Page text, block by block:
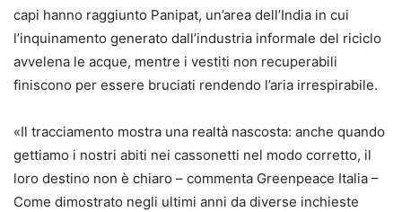
capi hanno raggiunto Panipat, un’area dell’India in cui
l’inquinamento generato dall’industria informale del riciclo
avvelena le acque, mentre i vestiti non recuperabili
finiscono per essere bruciati rendendo l’aria irrespirabile.
«Il tracciamento mostra una realtà nascosta: anche quando
gettiamo i nostri abiti nei cassonetti nel modo corretto, il
loro destino non è chiaro – commenta Greenpeace Italia –
Come dimostrato negli ultimi anni da diverse inchieste